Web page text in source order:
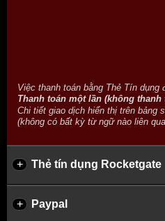
Việc thanh toán bằng Thẻ Tín dụng
Thanh toán một lần (không thanh
Chi tiết giao dịch hiển thị trên bảng
(không có bất kỳ từ ngữ nào liên
+ Thẻ tín dụng Rocketgate
+ Paypal